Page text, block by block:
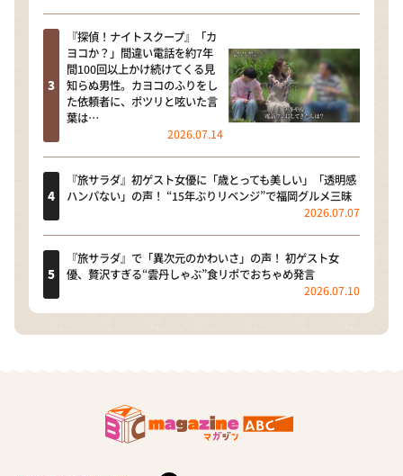
『探偵！ナイトスクープ』「カ
ヨコか？」間違い電話を約7年
間100回以上かけ続けてくる見
知らぬ男性。カヨコのふりをし
た依頼者に、ポツリと呟いた言
葉は…
2026.07.14
『旅サラダ』初ゲスト女優に「歳とっても美しい」「透明感
ハンパない」の声！ “15年ぶりリベンジ”で福岡グルメ三昧
2026.07.07
『旅サラダ』で「異次元のかわいさ」の声！ 初ゲスト女
優、贅沢すぎる“雲丹しゃぶ”食リポでおちゃめ発言
2026.07.10